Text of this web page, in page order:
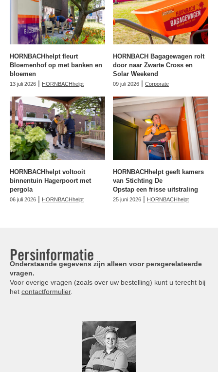
HORNBACHhelpt fleurt
Bloemenhof op met banken en
bloemen
13 juli 2026 | HORNBACHhelpt
HORNBACH Bagagewagen rolt
door naar Zwarte Cross en
Solar Weekend
09 juli 2026 | Corporate
HORNBACHhelpt voltooit
binnentuin Hagerpoort met
pergola
06 juli 2026 | HORNBACHhelpt
HORNBACHhelpt geeft kamers
van Stichting De
Opstap een frisse uitstraling
25 juni 2026 | HORNBACHhelpt
Persinformatie
Onderstaande gegevens zijn alleen voor persgerelateerde
vragen.
Voor overige vragen (zoals over uw bestelling) kunt u terecht bij
het contactformulier.